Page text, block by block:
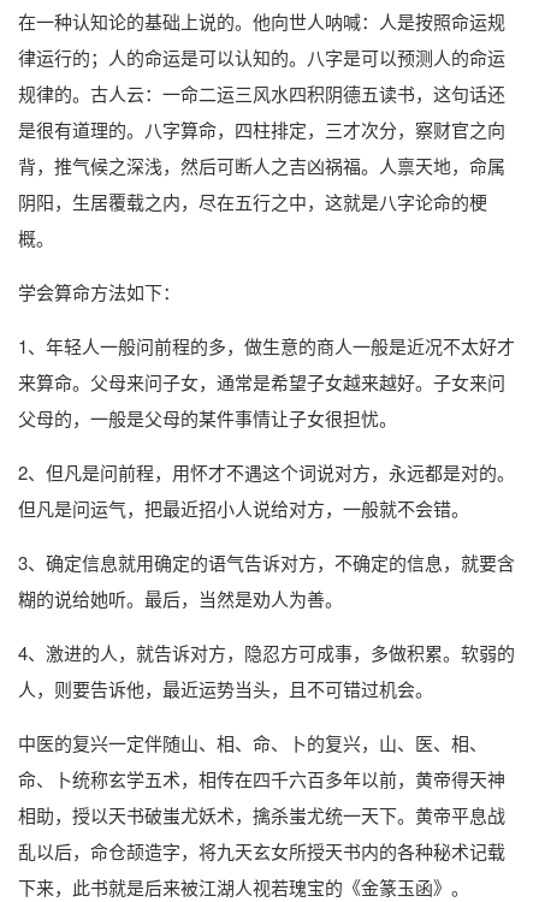
在一种认知论的基础上说的。他向世人呐喊：人是按照命运规
律运行的；人的命运是可以认知的。八字是可以预测人的命运
规律的。古人云：一命二运三风水四积阴德五读书，这句话还
是很有道理的。八字算命，四柱排定，三才次分，察财官之向
背，推气候之深浅，然后可断人之吉凶祸福。人禀天地，命属
阴阳，生居覆载之内，尽在五行之中，这就是八字论命的梗
概。
学会算命方法如下：
1、年轻人一般问前程的多，做生意的商人一般是近况不太好才
来算命。父母来问子女，通常是希望子女越来越好。子女来问
父母的，一般是父母的某件事情让子女很担忧。
2、但凡是问前程，用怀才不遇这个词说对方，永远都是对的。
但凡是问运气，把最近招小人说给对方，一般就不会错。
3、确定信息就用确定的语气告诉对方，不确定的信息，就要含
糊的说给她听。最后，当然是劝人为善。
4、激进的人，就告诉对方，隐忍方可成事，多做积累。软弱的
人，则要告诉他，最近运势当头，且不可错过机会。
中医的复兴一定伴随山、相、命、卜的复兴，山、医、相、
命、卜统称玄学五术，相传在四千六百多年以前，黄帝得天神
相助，授以天书破蚩尤妖术，擒杀蚩尤统一天下。黄帝平息战
乱以后，命仓颉造字，将九天玄女所授天书内的各种秘术记载
下来，此书就是后来被江湖人视若瑰宝的《金篆玉函》。